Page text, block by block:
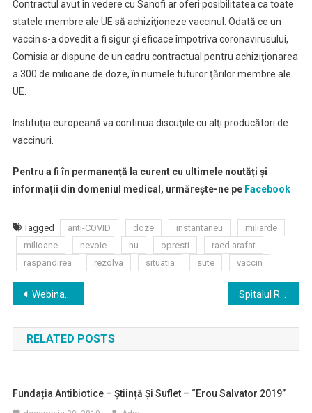
Contractul avut în vedere cu Sanofi ar oferi posibilitatea ca toate
statele membre ale UE să achiziţioneze vaccinul. Odată ce un
vaccin s-a dovedit a fi sigur şi eficace împotriva coronavirusului,
Comisia ar dispune de un cadru contractual pentru achiziţionarea
a 300 de milioane de doze, în numele tuturor ţărilor membre ale
UE.
Instituţia europeană va continua discuţiile cu alţi producători de
vaccinuri.
Pentru a fi în permanență la curent cu ultimele noutăți și
informații din domeniul medical, urmărește-ne pe Facebook
Tagged anti-COVID doze instantaneu
miliarde
milioane
nevoie nu opresti
raed arafat
raspandirea
rezolva situatia sute vaccin
Navigare
în
articole
Webinar TRATAMENTE INOVATIVE ÎN ONCOLOGIE
RELATED POSTS
Fundația Antibiotice – Știință Și Suflet – “Erou Salvator 2019”